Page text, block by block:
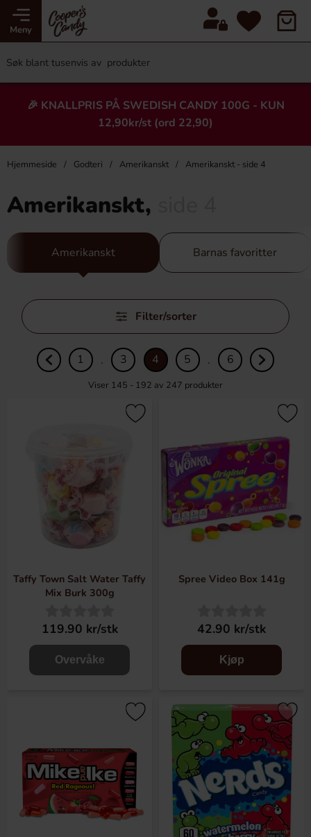
Meny
🎉 KNALLPRIS PÅ SWEDISH CANDY 100G - KUN
12,90kr/st (ord 22,90)
Hjemmeside Godteri Amerikanskt Amerikanskt - side 4
Amerikanskt,
Amerikanskt Barnas favoritter
Hopp
over
Filter/sorter
1 . 3 4 5 . 6
Viser 145 - 192 av 247 produkter
Taffy Town Salt Water Taffy
Mix Burk 300g
119.90 kr/stk
Overvåke
Spree Video Box 141g
42.90 kr/stk
Kjøp